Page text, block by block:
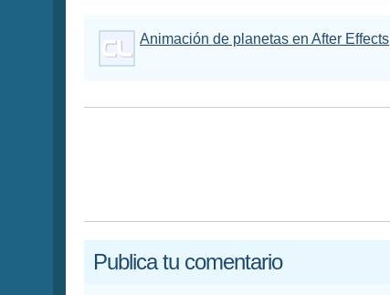
Animación de planetas en After Effects
Publica tu comentario